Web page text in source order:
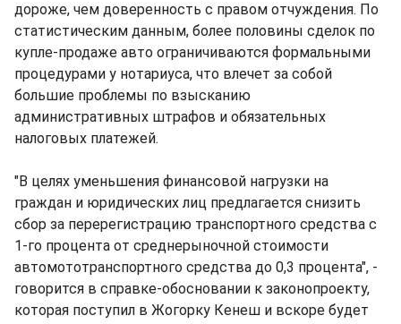
дороже, чем доверенность с правом отчуждения. По
статистическим данным, более половины сделок по
купле-продаже авто ограничиваются формальными
процедурами у нотариуса, что влечет за собой
большие проблемы по взысканию
административных штрафов и обязательных
налоговых платежей.
"В целях уменьшения финансовой нагрузки на
граждан и юридических лиц предлагается снизить
сбор за перерегистрацию транспортного средства с
1-го процента от среднерыночной стоимости
автомототранспортного средства до 0,3 процента", -
говорится в справке-обосновании к законопроекту,
которая поступил в Жогорку Кенеш и вскоре будет